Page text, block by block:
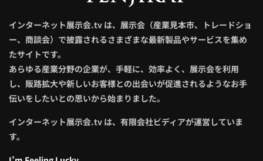
インターネット展示会.tv は、展示会（産業見本市、トレードショ
ー、商談会）で披露されるさまざまな最新製品やサービスを集め
たサイトです。
あらゆる産業分野の企業が、手軽に、効率よく、展示会を利用
し、販路拡大や新しいお客様との出会いが促進されるようなお手
伝いをしたいとの思いから始まりました。
インターネット展示会.tv は、有限会社ビディアが運営していま
す。